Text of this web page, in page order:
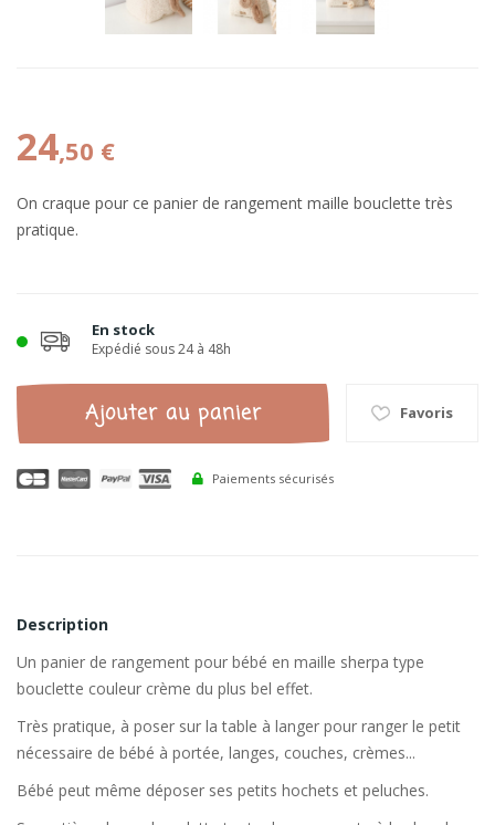
24,50 €
On craque pour ce panier de rangement maille bouclette très
pratique.
En stock
Expédié sous 24 à 48h
Ajouter au panier Favoris
Paiements sécurisés
Description
Un panier de rangement pour bébé en maille sherpa type
bouclette couleur crème du plus bel effet.
Très pratique, à poser sur la table à langer pour ranger le petit
nécessaire de bébé à portée, langes, couches, crèmes...
Bébé peut même déposer ses petits hochets et peluches.